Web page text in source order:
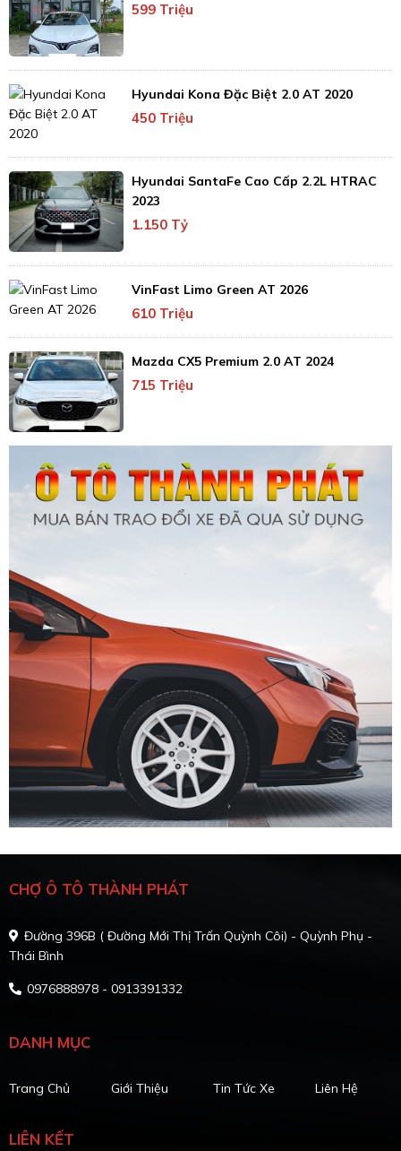
599 Triệu
Hyundai Kona Đặc Biệt 2.0 AT 2020
450 Triệu
Hyundai SantaFe Cao Cấp 2.2L HTRAC
2023
1.150 Tỷ
VinFast Limo Green AT 2026
610 Triệu
Mazda CX5 Premium 2.0 AT 2024
715 Triệu
CHỢ Ô TÔ THÀNH PHÁT
Đường 396B ( Đường Mới Thị Trấn Quỳnh Côi) - Quỳnh Phụ -
Thái Bình
0976888978 - 0913391332
DANH MỤC
Trang Chủ Giới Thiệu Tin Tức Xe Liên Hệ
LIÊN KẾT